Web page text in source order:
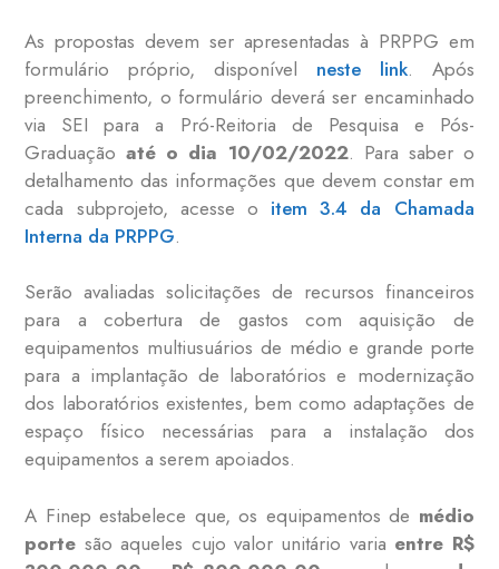
As propostas devem ser apresentadas à PRPPG em
formulário próprio, disponível neste link. Após
preenchimento, o formulário deverá ser encaminhado
via SEI para a Pró-Reitoria de Pesquisa e Pós-
Graduaçãoaté o dia 10/02/2022. Para saber o
detalhamento das informações que devem constar em
cada subprojeto, acesse o item 3.4 da Chamada
Interna da PRPPG.
Serão avaliadas solicitações de recursos financeiros
para a cobertura de gastos com aquisição de
equipamentos multiusuários de médio e grande porte
para a implantação de laboratórios e modernização
dos laboratórios existentes, bem como adaptações de
espaço físico necessárias para a instalação dos
equipamentos a serem apoiados.
A Finep estabelece que, os equipamentos de médio
porte são aqueles cujo valor unitário varia entre R$